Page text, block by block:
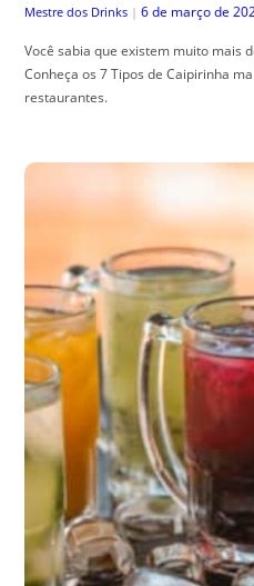
Mestre dos Drinks | 6 de março de
Você sabia que existem muito mais
Conheça os 7 Tipos de Caipirinha
restaurantes.